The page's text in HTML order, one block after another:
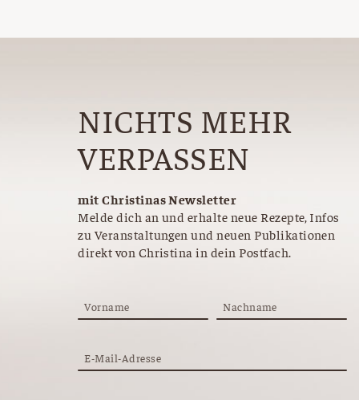
NICHTS MEHR
VERPASSEN
mit Christinas Newsletter
Melde dich an und erhalte neue Rezepte, Infos
zu Veranstaltungen und neuen Publikationen
direkt von Christina in dein Postfach.
Vorname Nachname
E-Mail-Adresse